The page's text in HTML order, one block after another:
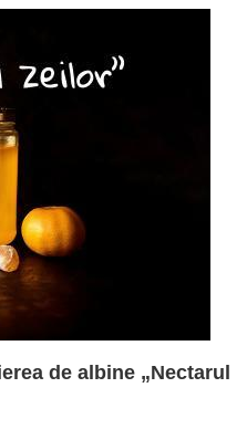
de albine „Nectarul